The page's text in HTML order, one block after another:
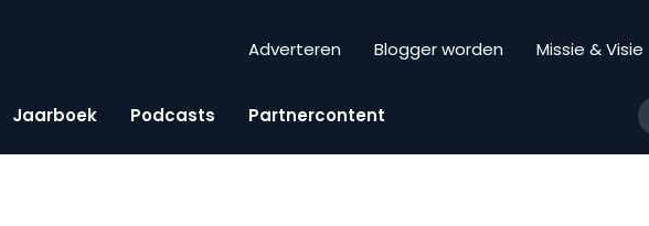
Adverteren Blogger worden Missie & Visie
Jaarboek Podcasts Partnercontent